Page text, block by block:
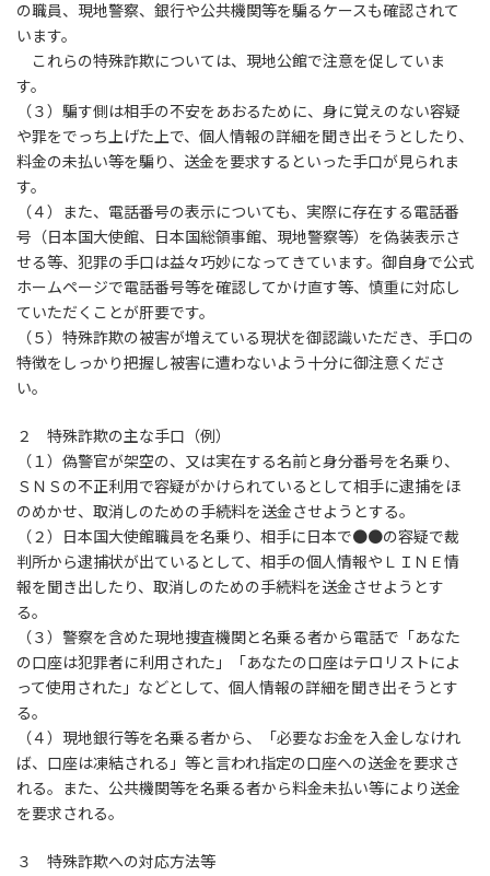
の職員、現地警察、銀行や公共機関等を騙るケースも確認されて
います。
これらの特殊詐欺については、現地公館で注意を促していま
す。
（３）騙す側は相手の不安をあおるために、身に覚えのない容疑
や罪をでっち上げた上で、個人情報の詳細を聞き出そうとしたり、
料金の未払い等を騙り、送金を要求するといった手口が見られま
す。
（４）また、電話番号の表示についても、実際に存在する電話番
号（日本国大使館、日本国総領事館、現地警察等）を偽装表示さ
せる等、犯罪の手口は益々巧妙になってきています。御自身で公式
ホームページで電話番号等を確認してかけ直す等、慎重に対応し
ていただくことが肝要です。
（５）特殊詐欺の被害が増えている現状を御認識いただき、手口の
特徴をしっかり把握し被害に遭わないよう十分に御注意くださ
い。
２ 特殊詐欺の主な手口（例）
（１）偽警官が架空の、又は実在する名前と身分番号を名乗り、
ＳＮＳの不正利用で容疑がかけられているとして相手に逮捕をほ
のめかせ、取消しのための手続料を送金させようとする。
（２）日本国大使館職員を名乗り、相手に日本で●●の容疑で裁
判所から逮捕状が出ているとして、相手の個人情報やＬＩＮＥ情
報を聞き出したり、取消しのための手続料を送金させようとす
る。
（３）警察を含めた現地捜査機関と名乗る者から電話で「あなた
の口座は犯罪者に利用された」「あなたの口座はテロリストによ
って使用された」などとして、個人情報の詳細を聞き出そうとす
る。
（４）現地銀行等を名乗る者から、「必要なお金を入金しなけれ
ば、口座は凍結される」等と言われ指定の口座への送金を要求さ
れる。また、公共機関等を名乗る者から料金未払い等により送金
を要求される。
３ 特殊詐欺への対応方法等